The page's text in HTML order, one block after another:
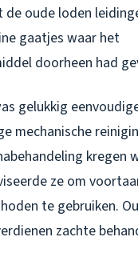
de oude loden
gaatjes waar het
doorheen had
gelukkig
mechanische
kregen
ze om
te gebruiken.
zachte